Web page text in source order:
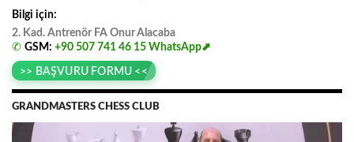
Bilgi için:
2. Kad. Antrenör FA Onur.Alacaba
✆ GSM: +90 507 741 46 15 WhatsApp⬈
>> BAŞVURU FORMU <<
GRANDMASTERS CHESS CLUB